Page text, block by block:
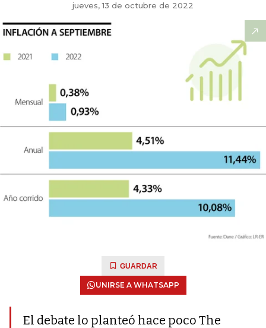
jueves, 13 de octubre de 2022
GUARDAR
UNIRSE A WHATSAPP
El debate lo planteó hace poco The